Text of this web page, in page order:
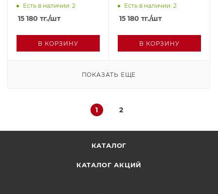
44шт
Есть в наличии: 2
15 180 тг./шт
В КОРЗИНУ
Есть в наличии: 2
15 180 тг./шт
В КОРЗИНУ
ПОКАЗАТЬ ЕЩЕ
1 2
КАТАЛОГ
КАТАЛОГ АКЦИЙ